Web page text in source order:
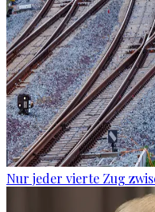
Nur jeder vierte Zug